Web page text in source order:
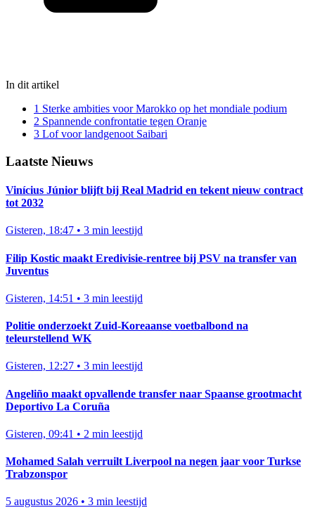
In dit artikel
1 Sterke ambities voor Marokko op het mondiale podium
2 Spannende confrontatie tegen Oranje
3 Lof voor landgenoot Saibari
Laatste Nieuws
Vinícius Júnior blijft bij Real Madrid en tekent nieuw contract
tot 2032
Gisteren, 18:47 • 3 min leestijd
Filip Kostic maakt Eredivisie-rentree bij PSV na transfer van
Juventus
Gisteren, 14:51 • 3 min leestijd
Politie onderzoekt Zuid-Koreaanse voetbalbond na
teleurstellend WK
Gisteren, 12:27 • 3 min leestijd
Angeliño maakt opvallende transfer naar Spaanse grootmacht
Deportivo La Coruña
Gisteren, 09:41 • 2 min leestijd
Mohamed Salah verruilt Liverpool na negen jaar voor Turkse
Trabzonspor
5 augustus 2026 • 3 min leestijd